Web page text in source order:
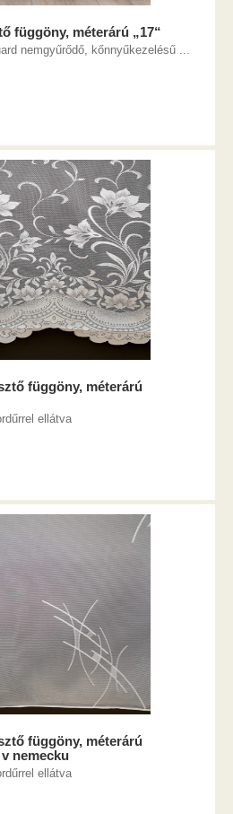
függöny, méterárú „17“
nemgyűrődő, kőnnyűkezelésű ...
függöny, méterárú
ellátva
függöny, méterárú
nemecku
ellátva